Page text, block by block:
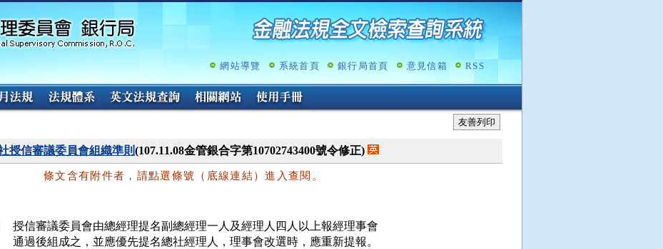
跳
容
網站導覽 系統首頁 銀行局首頁 意見信箱 RSS
友善列印
授信審議委員會組織準則(107.11.08金管銀合字第10702743400號令修正)
條文含有附件者，請點選條號（底線連結）進入查閱。
授信審議委員會由總經理提名副總經理一人及經理人四人以上報經理事會
通過後組成之，並應優先提名總社經理人，理事會改選時，應重新提報。